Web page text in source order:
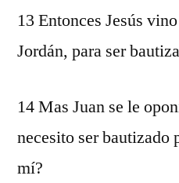
13 Entonces Jesús
Jordán, para ser
14 Mas Juan se le
necesito ser bautizado
mí?